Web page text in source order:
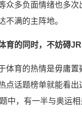
众多负面情绪也多次
不满的主阵地。
育的同时，不妨碍
体育的热情是毋庸
点话题榜单就能看
中，有一半与奥运相